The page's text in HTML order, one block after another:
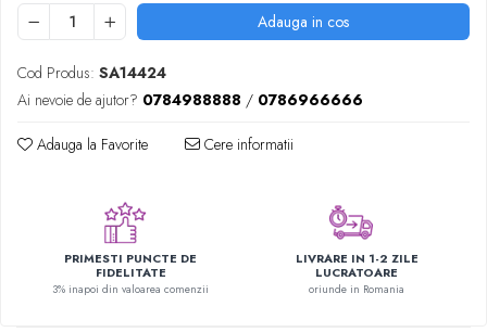
Figurine plus
Figurine
Jucarii Montessori
Nevoi speciale si sindrom Down
Jucarii cu alfabet
Seturi Numberblocks
Jucarii de motricitate
Jucarii fructe si legume
Adauga in cos
Cod Produs: SA14424
Ai nevoie de ajutor? 0784988888 / 0786966666
Adauga la Favorite Cere informatii
PRIMESTI PUNCTE DE
FIDELITATE
3% inapoi din valoarea comenzii
LIVRARE IN 1-2 ZILE
LUCRATOARE
oriunde in Romania